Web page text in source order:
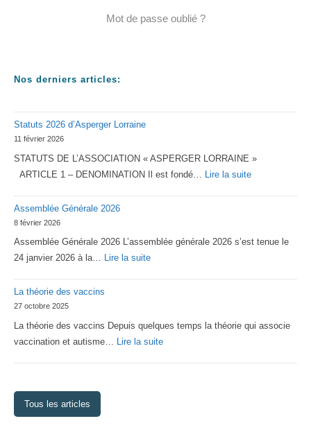
Mot de passe oublié ?
Nos derniers articles:
Statuts 2026 d’Asperger Lorraine
11 février 2026
STATUTS DE L’ASSOCIATION « ASPERGER LORRAINE »
ARTICLE 1 – DENOMINATION Il est fondé… Lire la suite:
Lorraine
Assemblée Générale 2026
8 février 2026
Assemblée Générale 2026 L’assemblée générale 2026 s’est tenue le
24 janvier 2026 à la… Lire la suite:
La théorie des vaccins
27 octobre 2025
La théorie des vaccins Depuis quelques temps la théorie qui associe
vaccination et autisme… Lire la suite:
Tous les articles